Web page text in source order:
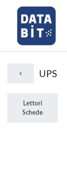
UPS
Lettori
Schede